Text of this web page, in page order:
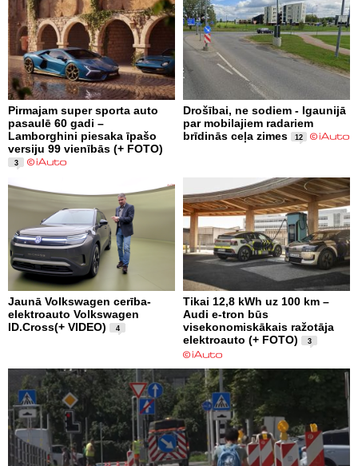
Pirmajam super sporta auto
pasaulē 60 gadi –
Lamborghini piesaka īpašo
versiju 99 vienībās (+ FOTO)
3
Drošībai, ne sodiem - Igaunijā
par mobilajiem radariem
brīdinās ceļa zimes
12
Jaunā Volkswagen cerība-
elektroauto Volkswagen
ID.Cross(+ VIDEO)
4
Tikai 12,8 kWh uz 100 km –
Audi e-tron būs
visekonomiskākais ražotāja
elektroauto (+ FOTO)
3